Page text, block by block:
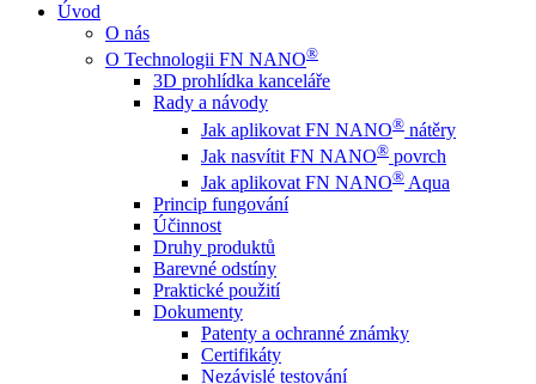
Úvod
O nás
O Technologii FN NANO®
3D prohlídka kanceláře
Rady a návody
Jak aplikovat FN NANO® nátěry
Jak nasvítit FN NANO® povrch
Jak aplikovat FN NANO® Aqua
Princip fungování
Účinnost
Druhy produktů
Barevné odstíny
Praktické použití
Dokumenty
Patenty a ochranné známky
Certifikáty
Nezávislé testování